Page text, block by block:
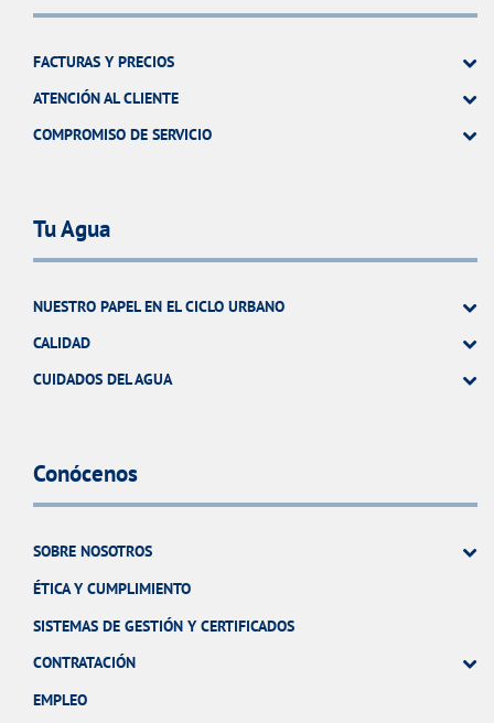
FACTURAS Y PRECIOS
ATENCIÓN AL CLIENTE
COMPROMISO DE SERVICIO
Tu Agua
NUESTRO PAPEL EN EL CICLO URBANO
CALIDAD
CUIDADOS DEL AGUA
Conócenos
SOBRE NOSOTROS
ÉTICA Y CUMPLIMIENTO
SISTEMAS DE GESTIÓN Y CERTIFICADOS
CONTRATACIÓN
EMPLEO